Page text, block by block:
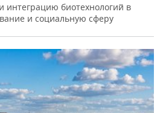
интеграцию биотехнологий в
и социальную сферу